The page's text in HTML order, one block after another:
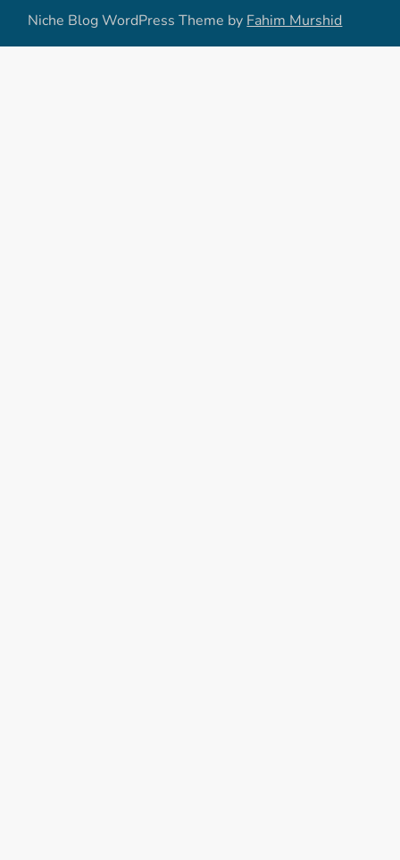
Niche Blog WordPress Theme by Fahim Murshid